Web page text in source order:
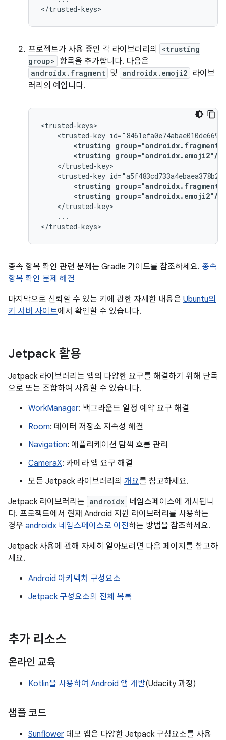
프로젝트가 사용 중인 각 라이브러리의
<trusting
group> 항목을 추가합니다. 다음은
androidx.fragment 및 androidx.emoji2 라이브
러리의 예입니다.
<trusted-key
<trusting
<trusting group="androidx.emoji2"/>
<trusted-key
<trusting
<trusting group="androidx.emoji2"/>
...
종속 항목 확인 관련 문제는 Gradle 가이드를 참조하세요. 종속
항목 확인 문제 해결
마지막으로 신뢰할 수 있는 키에 관한 자세한 내용은 Ubuntu의
키 서버 사이트에서 확인할 수 있습니다.
Jetpack 활용
Jetpack 라이브러리는 앱의 다양한 요구를 해결하기 위해 단독
으로 또는 조합하여 사용할 수 있습니다.
WorkManager: 백그라운드 일정 예약 요구 해결
Room: 데이터 저장소 지속성 해결
Navigation: 애플리케이션 탐색 흐름 관리
CameraX: 카메라 앱 요구 해결
모든 Jetpack 라이브러리의 개요를 참고하세요.
Jetpack 라이브러리는 androidx 네임스페이스에 게시됩니
다. 프로젝트에서 현재 Android 지원 라이브러리를 사용하는
경우 androidx 네임스페이스로 이전하는 방법을 참조하세요.
Jetpack 사용에 관해 자세히 알아보려면 다음 페이지를 참고하
세요.
Android 아키텍처 구성요소
Jetpack 구성요소의 전체 목록
추가 리소스
온라인 교육
Kotlin을 사용하여 Android 앱 개발(Udacity 과정)
샘플 코드
Sunflower 데모 앱은 다양한 Jetpack 구성요소를 사용